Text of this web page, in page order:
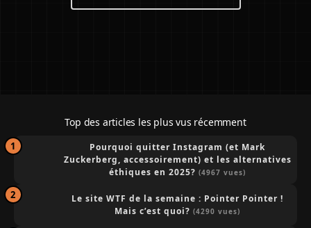
Top des articles les plus vus récemment
Pourquoi quitter Instagram (et Mark
Zuckerberg, accessoirement) et les alternatives
éthiques en 2025? (4967 vues)
Le site WTF de la semaine : Pointer Pointer !
Mais c’est quoi? (4290 vues)